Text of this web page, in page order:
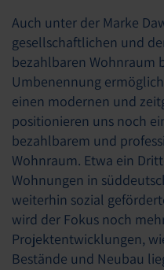
Auch unter der Marke
gesellschaftlichen und
bezahlbaren Wohnraum
Umbenennung
einen modernen und
positionieren uns noch
bezahlbarem und
Wohnraum. Etwa ein
Wohnungen in
weiterhin sozial
wird der Fokus noch
Projektentwicklungen,
Bestände und Neubau